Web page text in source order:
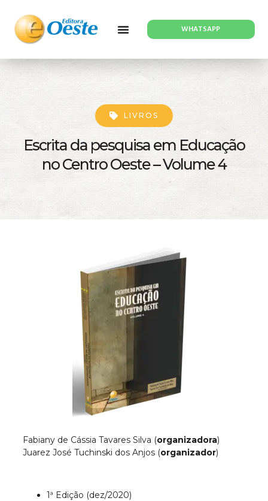
WHATSAPP
LIVROS
Escrita da pesquisa em Educação
no Centro Oeste – Volume 4
Fabiany de Cássia Tavares Silva (organizadora)
Juarez José Tuchinski dos Anjos (organizador)
1ª Edição (dez/2020)